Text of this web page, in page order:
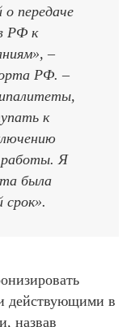
о передаче
РФ к
–
РФ. –
к
Я
была
срок».
действующими в
назвав